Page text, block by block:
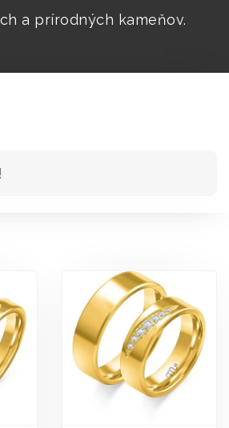
a prírodných kameňov.